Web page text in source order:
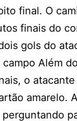
final. O
finais do
gols do
Além
o
amarelo.